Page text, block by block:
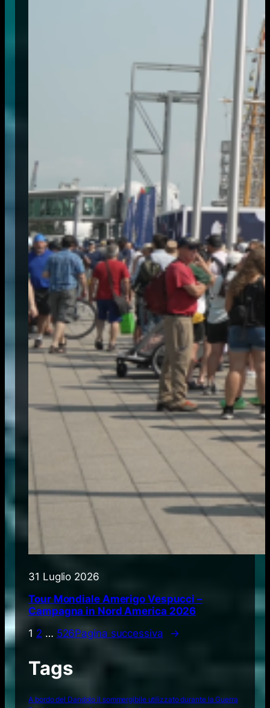
31 Luglio 2026
Tour Mondiale Amerigo Vespucci –
Campagna in Nord America 2026
1 2 … 526Pagina successiva →
Tags
A bordo del Dandolo il sommergibile utilizzato durante la Guerra